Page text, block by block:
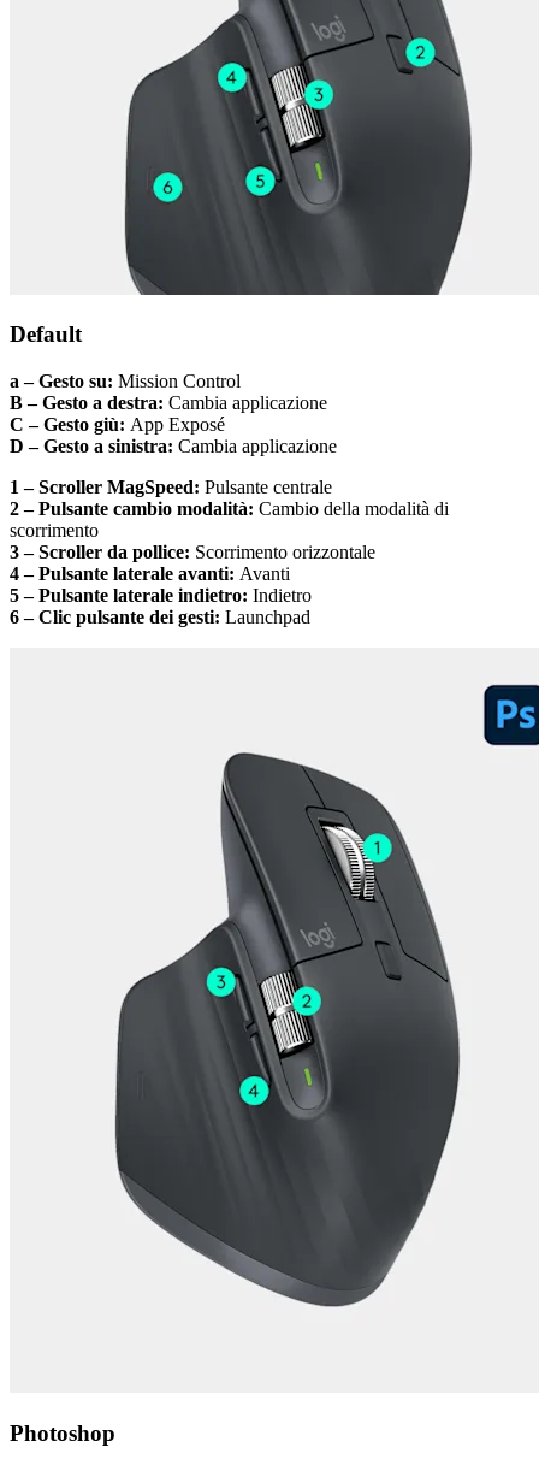
Default
a – Gesto su: Mission Control
B – Gesto a destra: Cambia applicazione
C – Gesto giù: App Exposé
D – Gesto a sinistra: Cambia applicazione
1 – Scroller MagSpeed: Pulsante centrale
2 – Pulsante cambio modalità: Cambio della modalità di
scorrimento
3 – Scroller da pollice: Scorrimento orizzontale
4 – Pulsante laterale avanti: Avanti
5 – Pulsante laterale indietro: Indietro
6 – Clic pulsante dei gesti: Launchpad
Photoshop